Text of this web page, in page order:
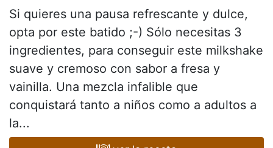
Si quieres una pausa refrescante y dulce,
opta por este batido ;-) Sólo necesitas 3
ingredientes, para conseguir este milkshake
suave y cremoso con sabor a fresa y
vainilla. Una mezcla infalible que
conquistará tanto a niños como a adultos a
la...